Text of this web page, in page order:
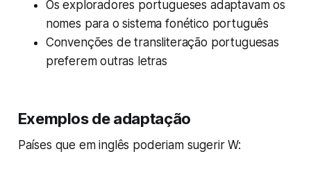
Os exploradores portugueses adaptavam os
nomes para o sistema fonético português
Convenções de transliteração portuguesas
preferem outras letras
Exemplos de adaptação
Países que em inglês poderiam sugerir W: